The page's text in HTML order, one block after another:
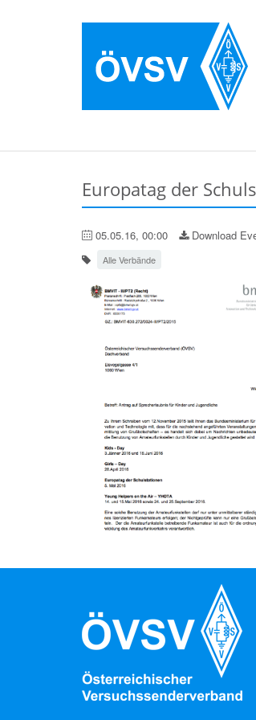
Europatag der
05.05.16, 00:00 Download
Alle Verbände